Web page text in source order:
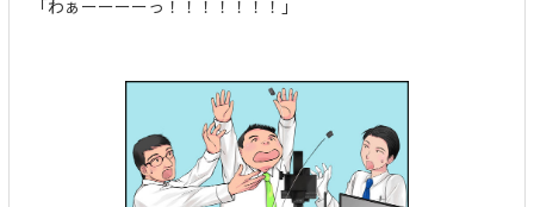
「わぁーーーーっ！！！！！！！」